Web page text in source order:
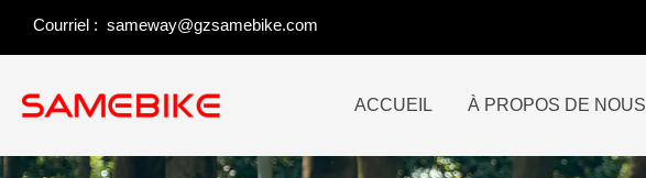
Courriel : sameway@gzsamebike.com
ACCUEIL À PROPOS DE NOUS